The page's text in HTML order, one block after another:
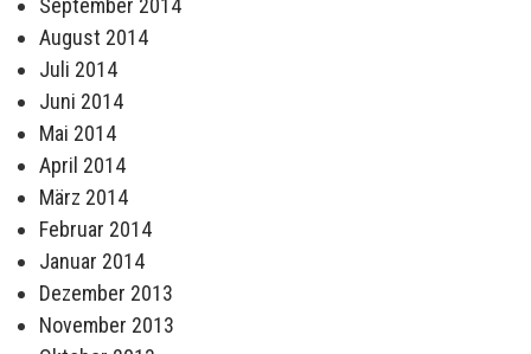
September 2014
August 2014
Juli 2014
Juni 2014
Mai 2014
April 2014
März 2014
Februar 2014
Januar 2014
Dezember 2013
November 2013